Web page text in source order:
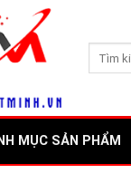
Tìm
MỤC SẢN PHẨM